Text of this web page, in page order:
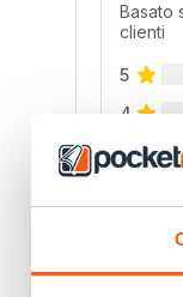
Basato
clienti
5
4
3